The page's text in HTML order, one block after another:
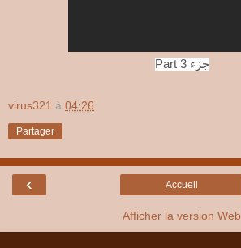
Part 3 جزء
virus321 à 04:26
Partager
‹ Accueil
Afficher la version Web